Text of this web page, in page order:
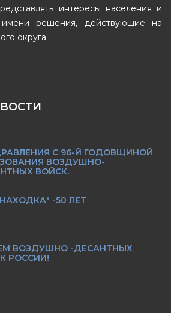
интересы населения и
решения, действующие на
округа
С 96-Й ГОДОВЩИНОЙ
ВОЗДУШНО-
ВОЙСК.
-50 ЛЕТ
ВОЗДУШНО -ДЕСАНТНЫХ
РОССИИ!